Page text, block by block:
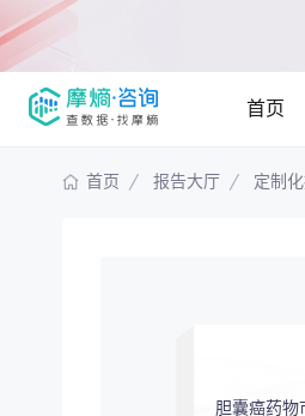
首页
首页 报告大厅 定制
胆囊癌药物